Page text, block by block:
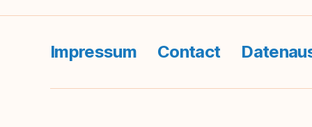
Impressum Contact